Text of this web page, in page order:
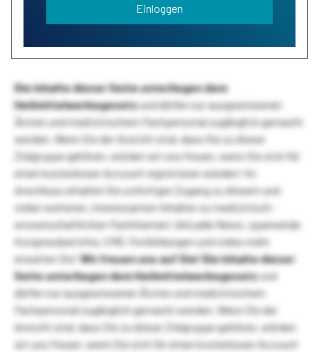
Einloggen
Die Inhalte dieser Seite unterliegen dem
Heilmittelwerbegesetzund dürfen nur ausgewiesenen
Ärzten und medizinischem Fachpersonal zugänglich gemacht
werden. Wenn Sie der Ansicht sind, dass Sie zu dieser
Zielgruppe gehören, würden wir uns freuen, wenn Sie sich für
einen kostenlosen Account registrieren würden! Im
Anschluss erhalten Sie sofortigen Zugang zu diesem und
vielen weiteren, interessanten Inhalten zu medizinisch-
wissenschaftlichen Fachthemen! Aktuelle News, spannende
Kongressberichte, CME-Fortbildungen und vieles mehr
erwarten Sie!Wir freuen uns auf Sie!Die Inhalte dieser
Seite unterliegen dem Heilmittelwerbegesetzund
dürfen nur ausgewiesenen Ärzten und medizinischem
Fachpersonal zugänglich gemacht werden. Wenn Sie der
Ansicht sind, dass Sie zu dieser Zielgruppe gehören, würden
wir uns freuen, wenn Sie sich für einen kostenlosen Account